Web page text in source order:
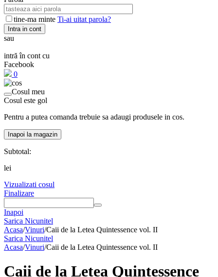
tine-ma minte Ti-ai uitat parola?
Intra in cont
sau
intră în cont cu
Facebook
0
Cosul meu
Cosul este gol
Pentru a putea comanda trebuie sa adaugi produsele in cos.
Inapoi la magazin
Subtotal:
lei
Vizualizati cosul
Finalizare
Inapoi
Sarica Nicunitel
Acasa/Vinuri/Caii de la Letea Quintessence vol. II
Sarica Nicunitel
Acasa/Vinuri/Caii de la Letea Quintessence vol. II
Caii de la Letea Quintessence